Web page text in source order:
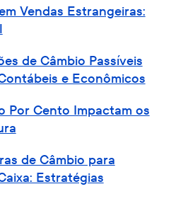
Vendas Estrangeiras:
de Câmbio Passíveis
e Econômicos
Por Cento Impactam os
de Câmbio para
Estratégias